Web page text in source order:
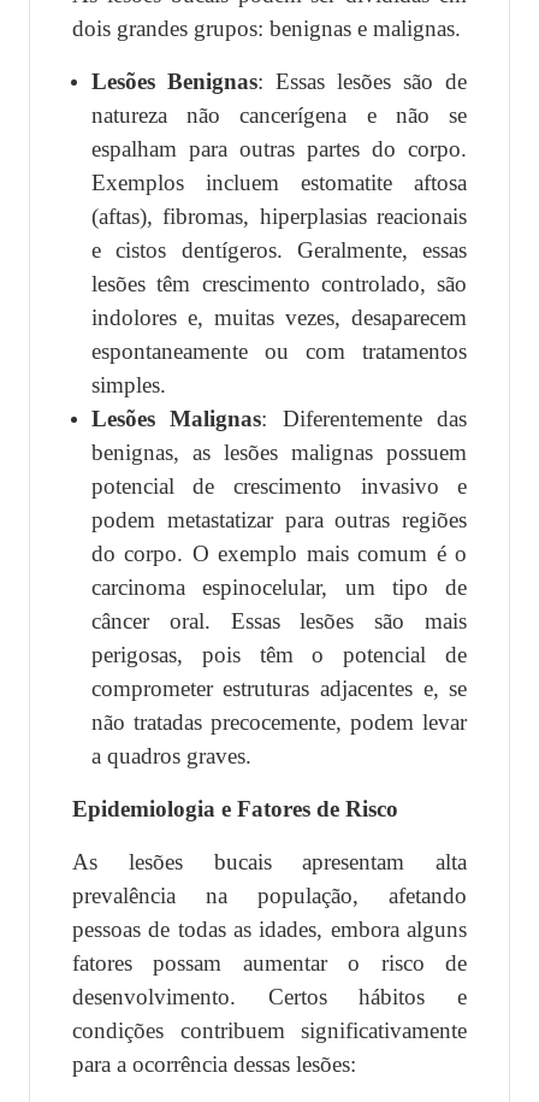
dois grandes grupos: benignas e malignas.
Lesões Benignas: Essas lesões são de
natureza não cancerígena e não se
espalham para outras partes do corpo.
Exemplos incluem estomatite aftosa
(aftas), fibromas, hiperplasias reacionais
e cistos dentígeros. Geralmente, essas
lesões têm crescimento controlado, são
indolores e, muitas vezes, desaparecem
espontaneamente ou com tratamentos
simples.
Lesões Malignas: Diferentemente das
benignas, as lesões malignas possuem
potencial de crescimento invasivo e
podem metastatizar para outras regiões
do corpo. O exemplo mais comum é o
carcinoma espinocelular, um tipo de
câncer oral. Essas lesões são mais
perigosas, pois têm o potencial de
comprometer estruturas adjacentes e, se
não tratadas precocemente, podem levar
a quadros graves.
Epidemiologia e Fatores de Risco
As lesões bucais apresentam alta
prevalência na população, afetando
pessoas de todas as idades, embora alguns
fatores possam aumentar o risco de
desenvolvimento. Certos hábitos e
condições contribuem significativamente
para a ocorrência dessas lesões: